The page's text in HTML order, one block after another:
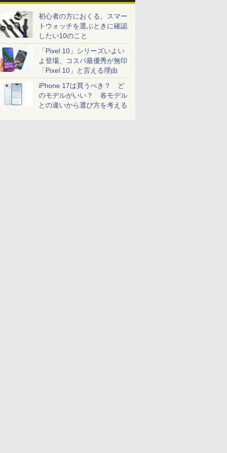
初心者の方におくる、スマー
トウォッチを選ぶときに確認
したい10のこと
「Pixel 10」シリーズいよい
よ登場、コスパ最優秀が無印
「Pixel 10」と言える理由
iPhone 17は買うべき？ ど
のモデルがいい？ 各モデル
との違いから選び方を考える